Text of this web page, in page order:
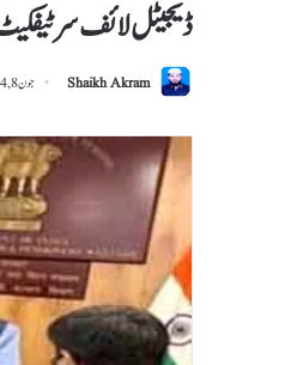
ڈیجیٹل لائف
Shaikh Akram جون 8, 2024